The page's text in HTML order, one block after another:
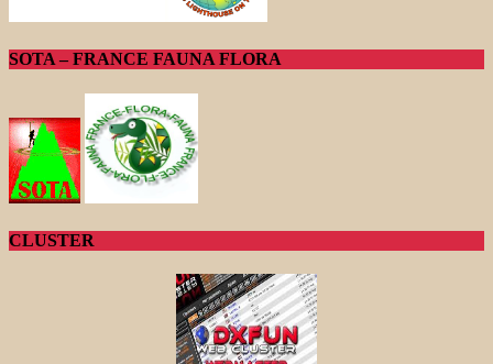
SOTA – FRANCE FAUNA FLORA
CLUSTER